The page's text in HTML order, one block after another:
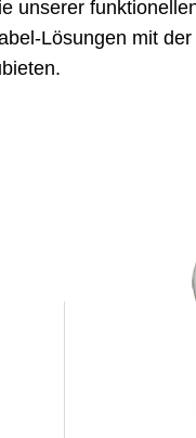
unserer
Lösungen mit der